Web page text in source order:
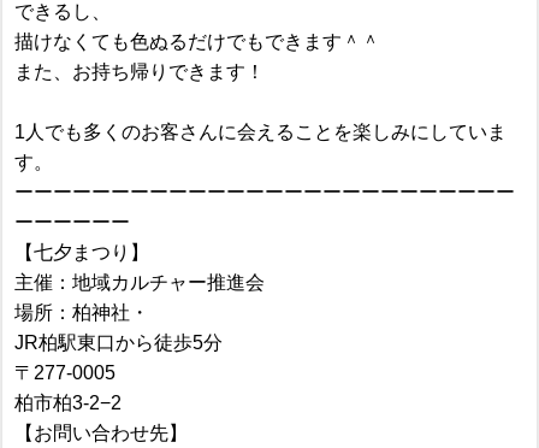
できるし、
描けなくても色ぬるだけでもできます＾＾
また、お持ち帰りできます！
1人でも多くのお客さんに会えることを楽しみにしていま
す。
ーーーーーーーーーーーーーーーーーーーーーーーーーー
ーーーーーー
【七夕まつり】
主催：地域カルチャー推進会
場所：柏神社・
JR柏駅東口から徒歩5分
〒277-0005
柏市柏3-2−2
【お問い合わせ先】